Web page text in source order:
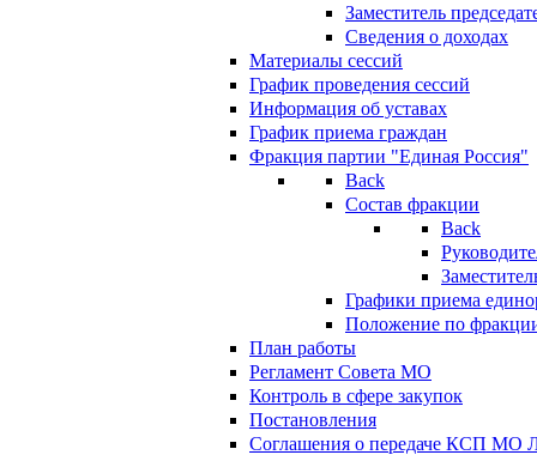
Заместитель
Сведения о доходах
Материалы сессий
График проведения сессий
Информация об уставах
График приема граждан
Фракция партии "Единая Россия"
Back
Состав фракции
Back
Графики приема
Положение по
План работы
Регламент Совета МО
Контроль в сфере закупок
Постановления
Соглашения о передаче КСП МО